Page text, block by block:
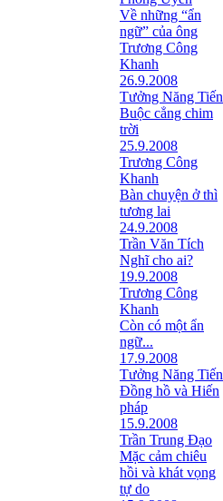
Về những “ẩn
ngữ” của ông
Trương Công
Khanh
26.9.2008
Tưởng Năng Tiến
Buộc cẳng chim
trời
25.9.2008
Trương Công
Khanh
Bàn chuyện ở thì
tương lai
24.9.2008
Trần Văn Tích
Nghĩ cho ai?
19.9.2008
Trương Công
Khanh
Còn có một ẩn
ngữ...
17.9.2008
Tưởng Năng Tiến
Đồng hồ và Hiến
pháp
15.9.2008
Trần Trung Đạo
Mặc cảm chiêu
hồi và khát vọng
tự do